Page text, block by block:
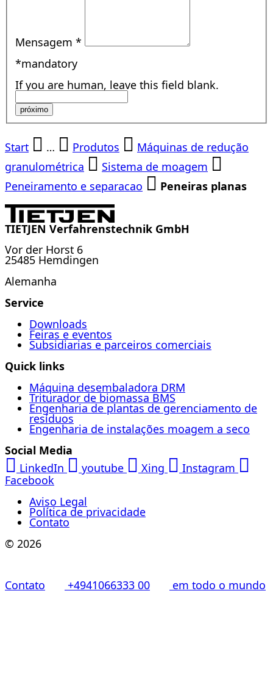
Mensagem*
*mandatory
If you are human, leave this field blank.
próximo
Start … Produtos
Máquinas de redução
granulométrica
Sistema de moagem
Peneiramento e separacao
Peneiras planas
TIETJEN Verfahrenstechnik GmbH
Vor der Horst 6
25485 Hemdingen
Alemanha
Service
Downloads
Feiras e eventos
Subsidiarias e parceiros comerciais
Quick links
Máquina desembaladora DRM
Triturador de biomassa BMS
Engenharia de plantas de gerenciamento de
resíduos
Engenharia de instalações moagem a seco
Social Media
LinkedIn
youtube Xing
Instagram
Facebook
Aviso Legal
Política de privacidade
Contato
© 2026
Contato +4941066333 00 em todo o mundo